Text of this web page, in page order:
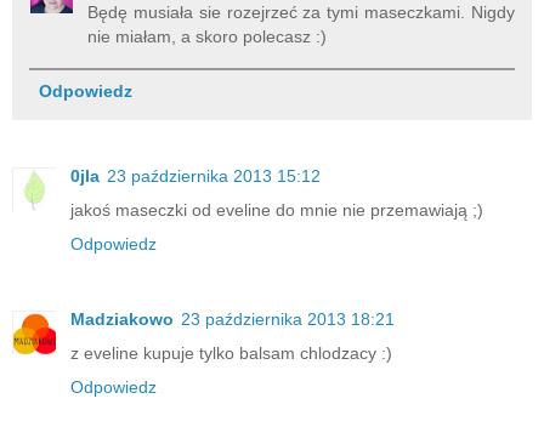
Będę musiała sie rozejrzeć za tymi maseczkami. Nigdy
nie miałam, a skoro polecasz :)
Odpowiedz
0jla 23 października 2013 15:12
jakoś maseczki od eveline do mnie nie przemawiają ;)
Odpowiedz
Madziakowo 23 października 2013 18:21
z eveline kupuje tylko balsam chlodzacy :)
Odpowiedz